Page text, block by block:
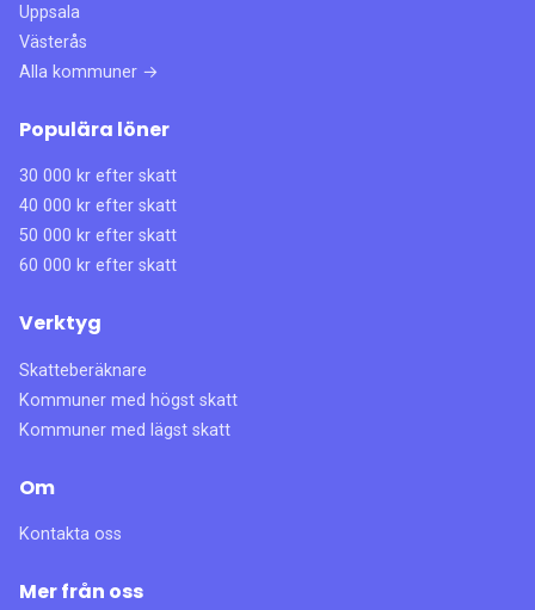
Uppsala
Västerås
Alla kommuner →
Populära löner
30 000 kr efter skatt
40 000 kr efter skatt
50 000 kr efter skatt
60 000 kr efter skatt
Verktyg
Skatteberäknare
Kommuner med högst skatt
Kommuner med lägst skatt
Om
Kontakta oss
Mer från oss